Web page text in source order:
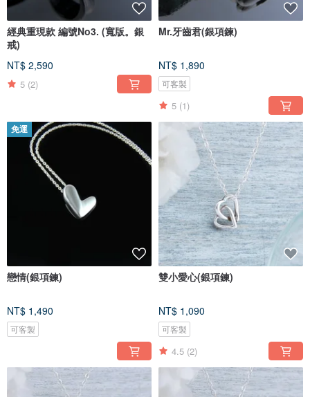
經典重現款 編號No3. (寬版。銀
戒)
NT$ 2,590
5 (2)
Mr.牙齒君(銀項鍊)
NT$ 1,890
可客製
5 (1)
免運
戀情(銀項鍊)
NT$ 1,490
可客製
雙小愛心(銀項鍊)
NT$ 1,090
可客製
4.5 (2)